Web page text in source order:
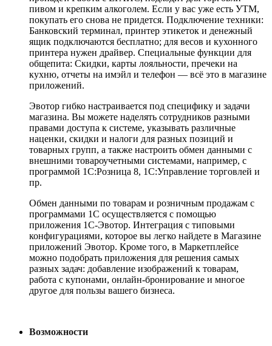
пивом и крепким алкоголем. Если у вас уже есть УТМ,
покупать его снова не придется. Подключение техники:
Банковский терминал, принтер этикеток и денежный
ящик подключаются бесплатно; для весов и кухонного
принтера нужен драйвер. Специальные функции для
общепита: Скидки, карты лояльности, пречеки на
кухню, отчеты на имэйл и телефон — всё это в магазине
приложений.
Эвотор гибко настраивается под специфику и задачи
магазина. Вы можете наделять сотрудников разными
правами доступа к системе, указывать различные
наценки, скидки и налоги для разных позиций и
товарных групп, а также настроить обмен данными с
внешними товароучетными системами, например, с
программой 1С:Розница 8, 1С:Управление торговлей и
пр.
Обмен данными по товарам и розничным продажам с
программами 1С осуществляется с помощью
приложения 1С-Эвотор. Интеграция с типовыми
конфигурациями, которое вы легко найдете в Магазине
приложений Эвотор. Кроме того, в Маркетплейсе
можно подобрать приложения для решения самых
разных задач: добавление изображений к товарам,
работа с купонами, онлайн-бронирование и многое
другое для пользы вашего бизнеса.
Возможности